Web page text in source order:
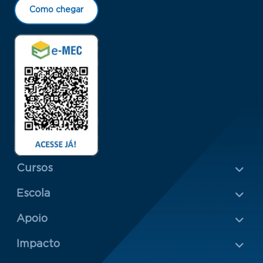
Como chegar
Menu Rodapé 1
Cursos
Escola
Rodapé 2
Apoio
Impacto